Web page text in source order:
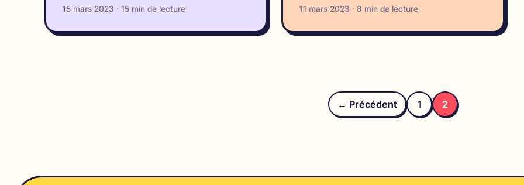
15 mars 2023 · 15 min de lecture 11 mars 2023 · 8 min de lecture
des
← Précédent 1 2